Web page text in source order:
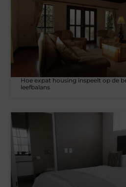
Hoe expat housing inspeelt op de
leefbalans